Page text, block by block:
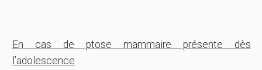
En cas de ptose mammaire présente dès
l’adolescence